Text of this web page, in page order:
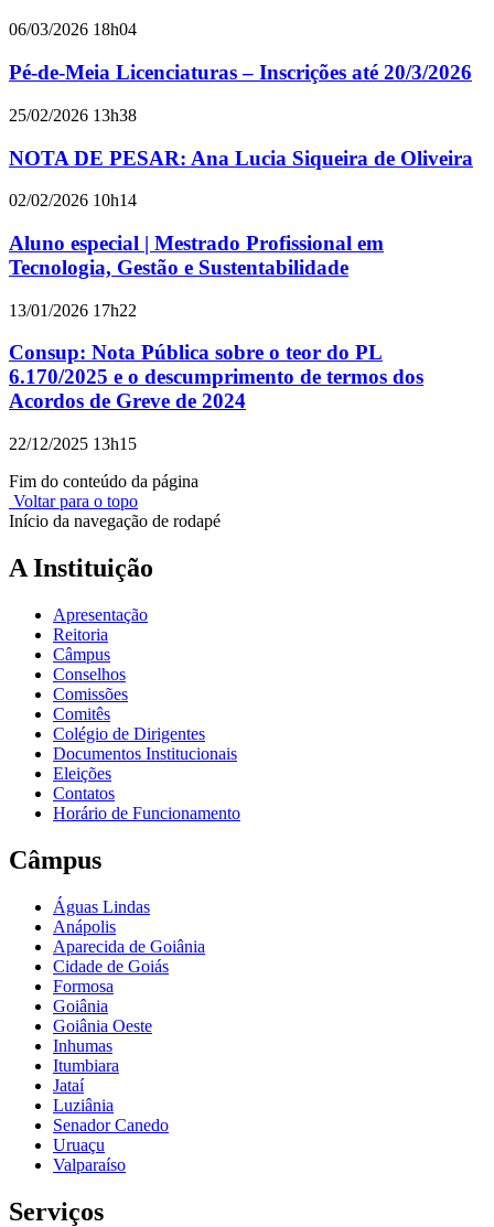
06/03/2026 18h04
Pé-de-Meia Licenciaturas – Inscrições até 20/3/2026
25/02/2026 13h38
NOTA DE PESAR: Ana Lucia Siqueira de Oliveira
02/02/2026 10h14
Aluno especial | Mestrado Profissional em
Tecnologia, Gestão e Sustentabilidade
13/01/2026 17h22
Consup: Nota Pública sobre o teor do PL
6.170/2025 e o descumprimento de termos dos
Acordos de Greve de 2024
22/12/2025 13h15
Fim do conteúdo da página
Voltar para o topo
Início da navegação de rodapé
A Instituição
Apresentação
Reitoria
Câmpus
Conselhos
Comissões
Comitês
Colégio de Dirigentes
Documentos Institucionais
Eleições
Contatos
Horário de Funcionamento
Câmpus
Águas Lindas
Anápolis
Aparecida de Goiânia
Cidade de Goiás
Formosa
Goiânia
Goiânia Oeste
Inhumas
Itumbiara
Jataí
Luziânia
Senador Canedo
Uruaçu
Valparaíso
Serviços